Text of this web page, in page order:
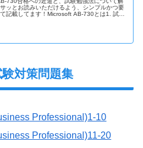
ッとお読みいただけるよう、シンプルかつ要
記載してます！Microsoft AB-730とは1. 試験
験対策問題集
Professional)1-10
Professional)11-20